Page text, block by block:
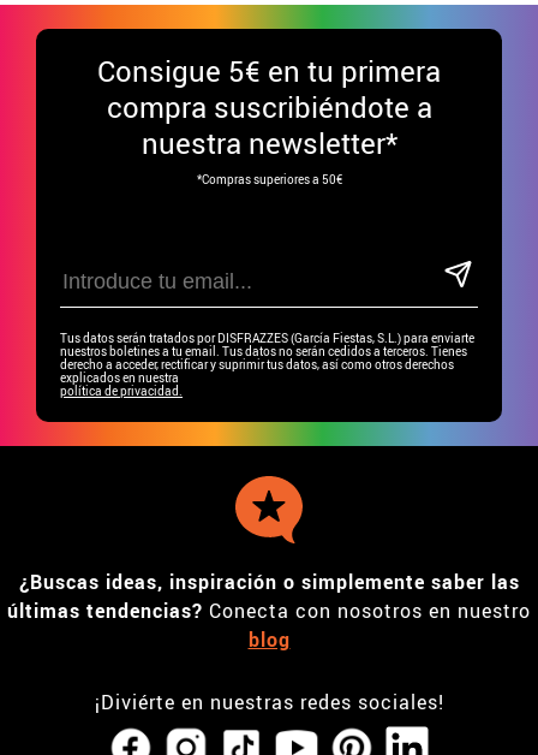
Consigue 5€ en tu primera
compra suscribiéndote a
nuestra newsletter*
*Compras superiores a 50€
Tus datos serán tratados por DISFRAZZES (García Fiestas, S.L.) para enviarte
nuestros boletines a tu email. Tus datos no serán cedidos a terceros. Tienes
derecho a acceder, rectificar y suprimir tus datos, así como otros derechos
explicados en nuestra
política de privacidad.
¿Buscas ideas, inspiración o simplemente saber las
últimas tendencias? Conecta con nosotros en nuestro
blog
¡Diviérte en nuestras redes sociales!